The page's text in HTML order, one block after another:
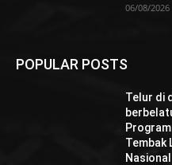
06/08/2026
POPULAR POSTS
Telur di
Program
Tembak
Nasional